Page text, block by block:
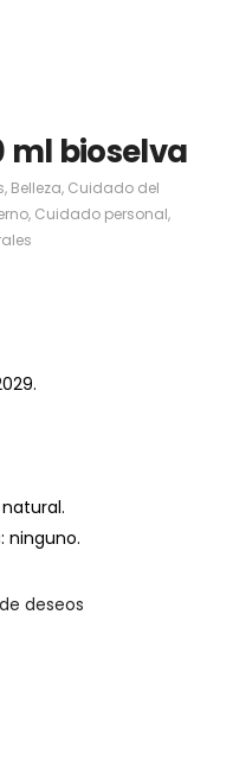
ml bioselva
, Belleza, Cuidado del
, Cuidado personal,
ninguno.
deseos